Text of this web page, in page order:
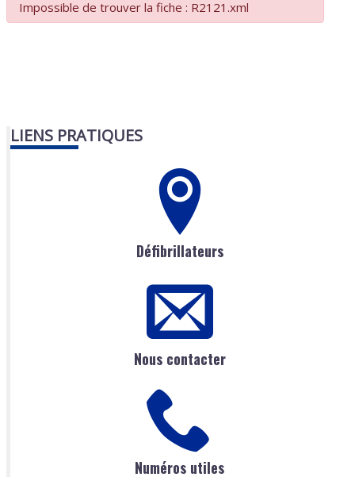
Impossible de trouver la fiche : R2121.xml
LIENS PRATIQUES
Défibrillateurs
Nous contacter
Numéros utiles